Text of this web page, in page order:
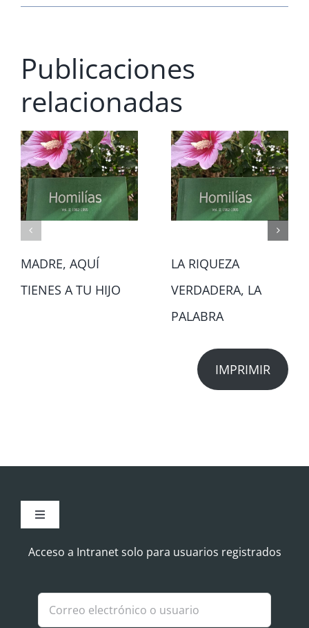
Publicaciones
relacionadas
MADRE, AQUÍ
TIENES A TU HIJO
LA RIQUEZA
VERDADERA, LA
PALABRA
IMPRIMIR
Toggle
Aviso Legal
Política de Cookies
Acceso a Intranet solo para usuarios registrados